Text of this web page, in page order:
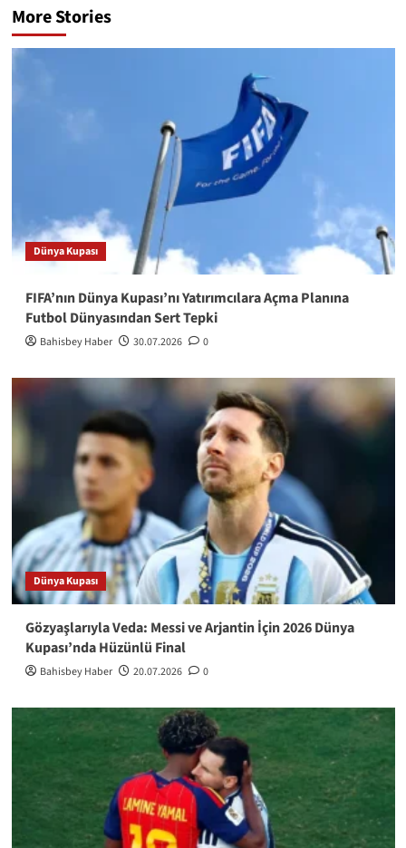
More Stories
Dünya Kupası
FIFA’nın Dünya Kupası’nı Yatırımcılara Açma Planına
Futbol Dünyasından Sert Tepki
Bahisbey Haber 30.07.2026 0
Dünya Kupası
Gözyaşlarıyla Veda: Messi ve Arjantin İçin 2026 Dünya
Kupası’nda Hüzünlü Final
Bahisbey Haber 20.07.2026 0